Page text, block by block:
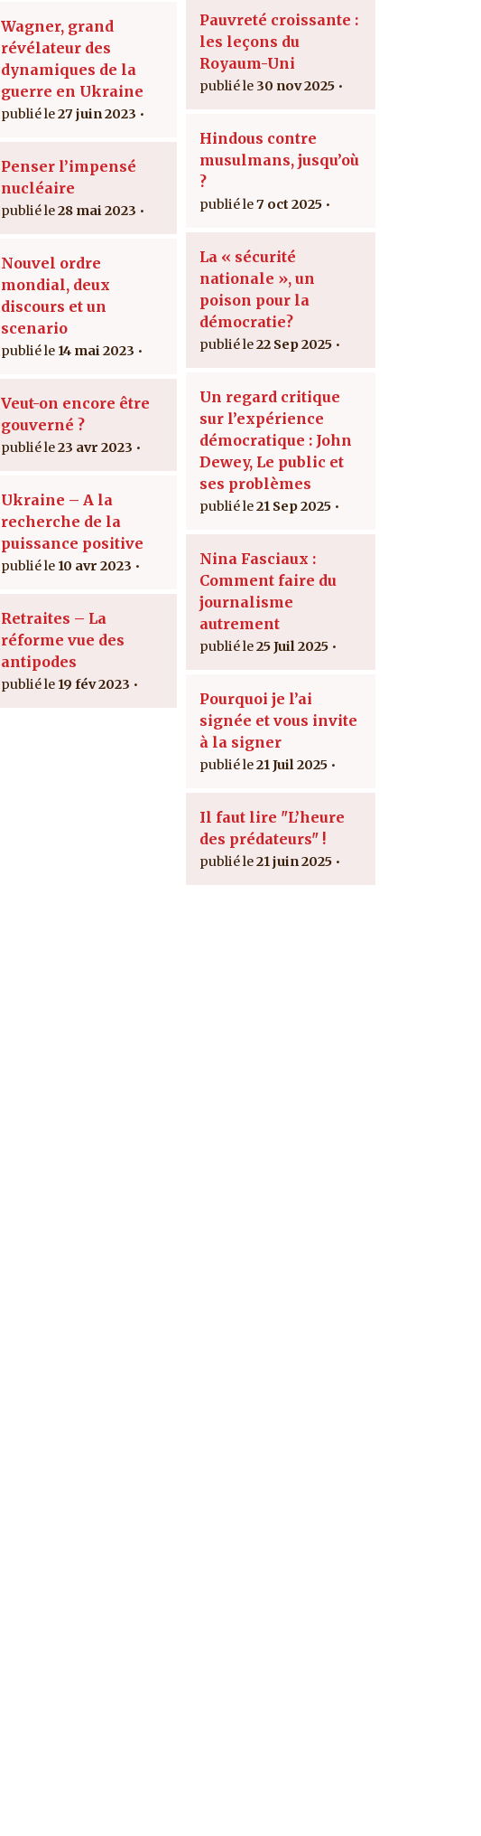
Wagner, grand
révélateur des
dynamiques de la
guerre en Ukraine
27 juin 2023
Penser l’impensé
nucléaire
28 mai 2023
Nouvel ordre
mondial, deux
discours et un
scenario
14 mai 2023
Veut-on encore être
gouverné ?
23 avr 2023
Ukraine – A la
recherche de la
puissance positive
10 avr 2023
Retraites – La
réforme vue des
antipodes
19 fév 2023
Pauvreté croissante :
les leçons du
Royaum-Uni
30 nov 2025
Hindous contre
musulmans, jusqu’où
?
7 oct 2025
La « sécurité
nationale », un
poison pour la
démocratie?
22 Sep 2025
Un regard critique
sur l’expérience
démocratique : John
Dewey, Le public et
ses problèmes
21 Sep 2025
Nina Fasciaux :
Comment faire du
journalisme
autrement
25 Juil 2025
Pourquoi je l’ai
signée et vous invite
à la signer
21 Juil 2025
Il faut lire "L’heure
des prédateurs" !
21 juin 2025